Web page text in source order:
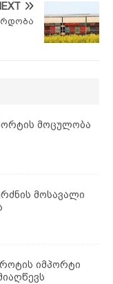
მოცულობა
მოსავალი
იმპორტი